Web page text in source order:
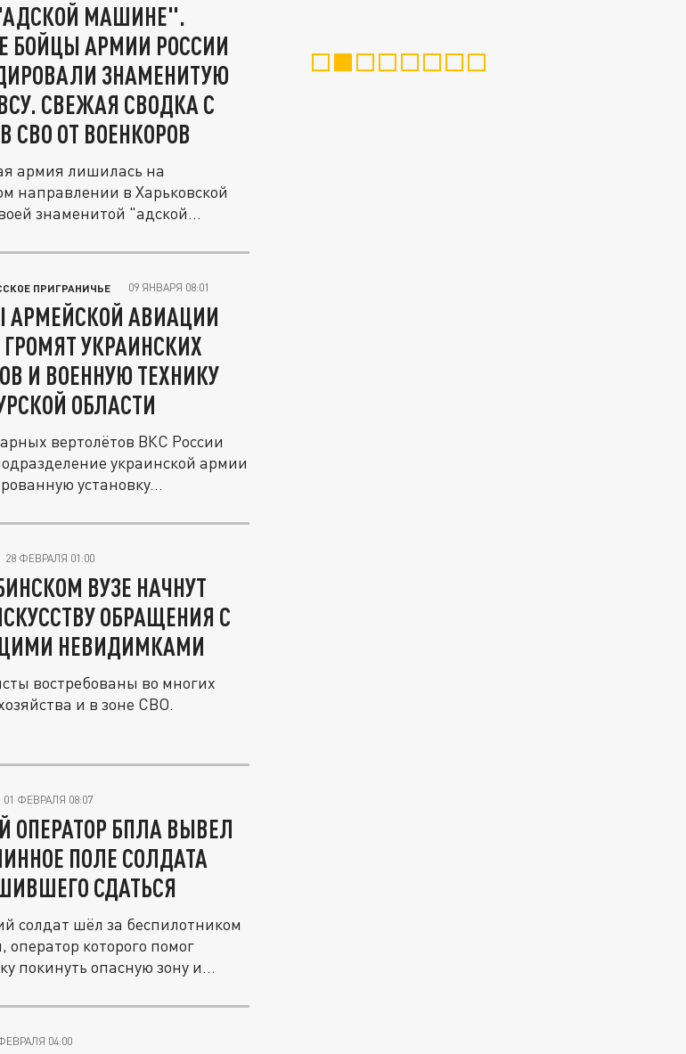
МАШИНЕ".
БОЙЦЫ АРМИИ РОССИИ
ЗНАМЕНИТУЮ
СВЕЖАЯ СВОДКА С
СВО ОТ ВОЕНКОРОВ
армия лишилась на
направлении в Харьковской
знаменитой "адской
ПРИГРАНИЧЬЕ 09 ЯНВАРЯ 08:01
АРМЕЙСКОЙ АВИАЦИИ
УКРАИНСКИХ
И ВОЕННУЮ ТЕХНИКУ
ОБЛАСТИ
вертолётов ВКС России
украинской армии
установку...
28 ФЕВРАЛЯ 01:00
ВУЗЕ НАЧНУТ
ОБРАЩЕНИЯ С
НЕВИДИМКАМИ
востребованы во многих
и в зоне СВО.
01 ФЕВРАЛЯ 08:07
ОПЕРАТОР БПЛА ВЫВЕЛ
ПОЛЕ СОЛДАТА
СДАТЬСЯ
солдат шёл за беспилотником
оператор которого помог
покинуть опасную зону и...
04:00